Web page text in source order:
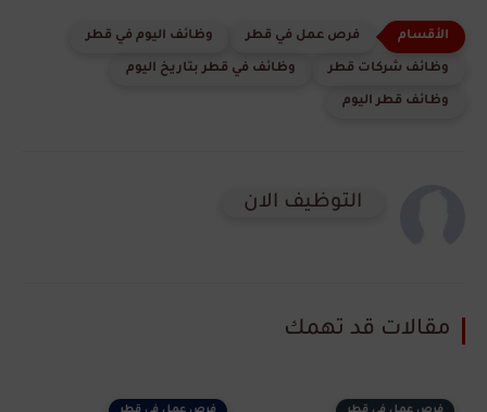
فرص عمل في قطر وظائف اليوم في قطر
وظائف شركات قطر وظائف في قطر بتاريخ اليوم
وظائف قطر اليوم
التوظيف الان
مقالات قد تهمك